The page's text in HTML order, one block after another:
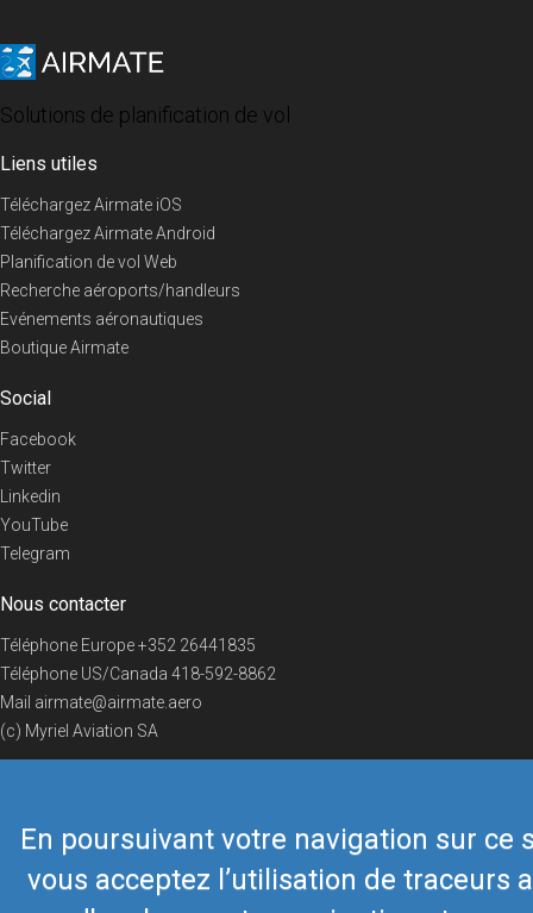
En poursuivant votre navigation sur ce
vous acceptez l’utilisation de traceurs
Solutions de planification de vol
Liens utiles
Téléchargez Airmate iOS
Téléchargez Airmate Android
Planification de vol Web
Recherche aéroports/handleurs
Evénements aéronautiques
Boutique Airmate
Social
Facebook
Twitter
Linkedin
YouTube
Telegram
Nous contacter
Téléphone Europe+352 26441835
Téléphone US/Canada 418-592-8862
Mail airmate@airmate.aero
(c) Myriel Aviation SA
© 2019 Airmate - Conditions d'utilisation - Vie privée Back to top